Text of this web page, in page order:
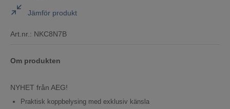
Jämför produkt
Art.nr.: NKC8N7B
Om produkten
NYHET från AEG!
Praktisk koppbelysing med exklusiv känsla